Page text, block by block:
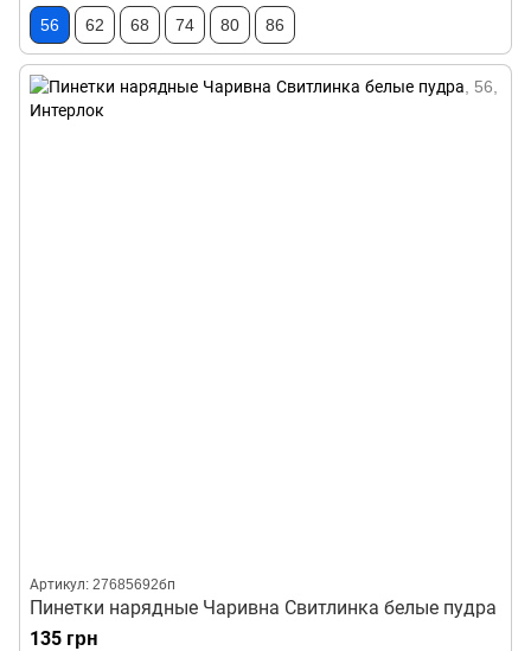
56 62 68 74 80 86
Артикул: 27685692бп
Пинетки нарядные Чаривна Свитлинка белые пудра
135 грн